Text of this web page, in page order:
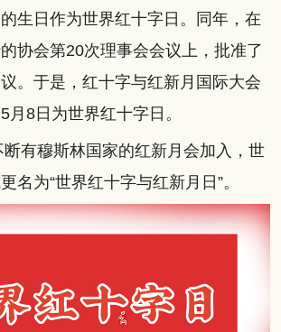
生日作为世界红十字日。同年，在
协会第20次理事会会议上，批准了
。于是，红十字与红新月国际大会
月8日为世界红十字日。
有穆斯林国家的红新月会加入，世
名为“世界红十字与红新月日”。